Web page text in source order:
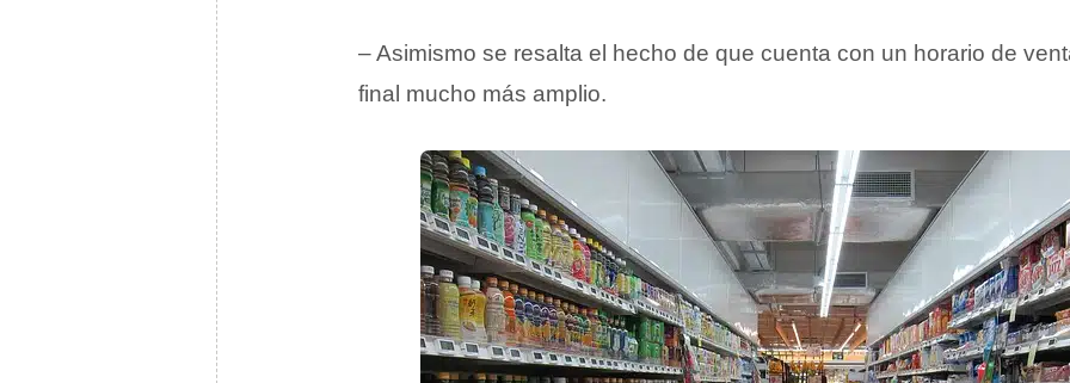
– Asimismo se resalta el hecho de que cuenta con un horario de
final mucho más amplio.